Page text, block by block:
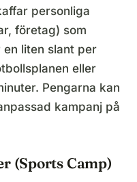
personliga
företag) som
en liten slant per
eller
Pengarna kan
kampanj på
(Sports Camp)